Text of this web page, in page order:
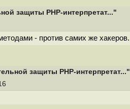
защиты PHP-интерпретат..."
- против самих же
защиты PHP-интерпретат..."